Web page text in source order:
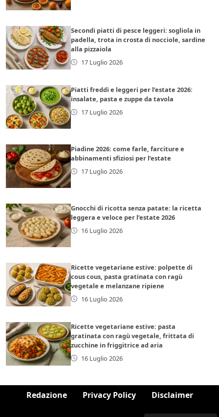
Secondi piatti di pesce leggeri: sogliola in
padella, trota in crosta di nocciole, sardine
alla pizzaiola
17 Luglio 2026
Piatti freddi e leggeri per l’estate 2026:
insalate, pasta e zuppe da tavola
17 Luglio 2026
Piadine 2026: come farle, farciture e
abbinamenti sfiziosi per l’estate
17 Luglio 2026
Gnocchi di ricotta senza patate: la ricetta
leggera e veloce per l’estate 2026
16 Luglio 2026
Ricette vegetariane estive: polpette di
cous cous, pasta gratinata con ragù
vegetale e melanzane ripiene
16 Luglio 2026
Ricette vegetariane estive: pasta
gratinata con ragù vegetale, frittata di
zucchine in friggitrice ad aria
16 Luglio 2026
Redazione Privacy Policy Disclaimer